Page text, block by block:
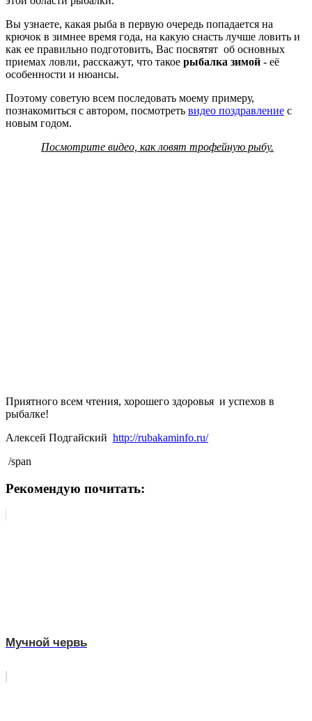
Вы узнаете, какая рыба в первую очередь попадается на
крючок в зимнее время года, на какую снасть лучше ловить и
как ее правильно подготовить, Вас посвятят об основных
приемах ловли, расскажут, что такое рыбалка зимой - её
особенности и нюансы.
Поэтому советую всем последовать моему примеру,
познакомиться с автором, посмотреть видео поздравление с
новым годом.
Посмотрите видео, как ловят трофейную рыбу.
Приятного всем чтения, хорошего здоровья и успехов в
рыбалке!
Алексей Подгайский http://rubakaminfo.ru/
/span
Рекомендую почитать:
Мучной червь